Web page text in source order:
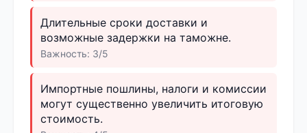
Длительные сроки доставки и
возможные задержки на таможне.
Важность: 3/5
Импортные пошлины, налоги и комиссии
могут существенно увеличить итоговую
стоимость.